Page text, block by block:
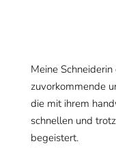
Meine
zuvorkommende
die mit ihrem
schnellen und
begeistert.